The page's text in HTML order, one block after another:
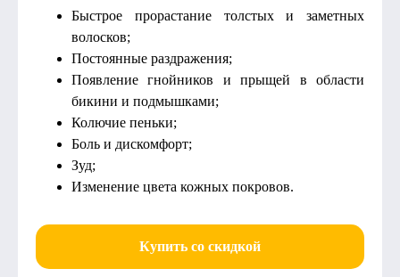
Быстрое прорастание толстых и заметных
волосков;
Постоянные раздражения;
Появление гнойников и прыщей в области
бикини и подмышками;
Колючие пеньки;
Боль и дискомфорт;
Зуд;
Изменение цвета кожных покровов.
Купить со скидкой